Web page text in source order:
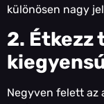
különösen nagy
2. Étkezz
Negyven felett az